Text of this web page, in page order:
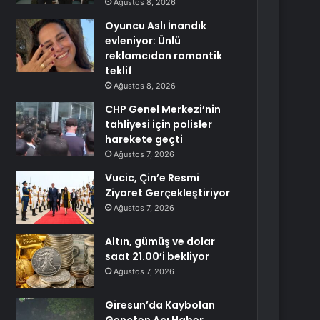
Ağustos 8, 2026
Oyuncu Aslı İnandık
evleniyor: Ünlü
reklamcıdan romantik
teklif
Ağustos 8, 2026
CHP Genel Merkezi’nin
tahliyesi için polisler
harekete geçti
Ağustos 7, 2026
Vucic, Çin’e Resmi
Ziyaret Gerçekleştiriyor
Ağustos 7, 2026
Altın, gümüş ve dolar
saat 21.00’i bekliyor
Ağustos 7, 2026
Giresun’da Kaybolan